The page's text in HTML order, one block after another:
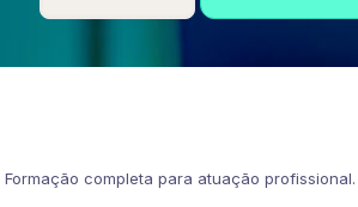
EM
Formação completa para atuação profissional.